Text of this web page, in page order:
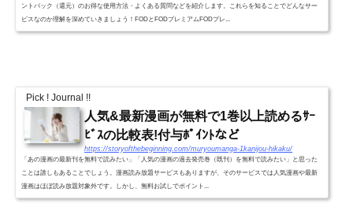
ントバック（還元）のお得な使用方法・よくある質問などを紹介します。これらを知ることでどんなサー
ビスなのか理解を深めていきましょう！FODとFODプレミアムFODプレ...
Pick ! Journal !!
人気&最新漫画が無料で1巻以上読めるｻｰ
ﾋﾞｽの比較表!付与ﾎﾟｲﾝﾄなど
https://storyofthebeginning.com/muryoumanga-1kanijou-hikaku/
「あの漫画の最新刊を無料で読みたい」「人気の漫画の過去発売巻（既刊）を無料で読みたい」と思った
ことは誰しもあることでしょう。漫画読み放題サービスもありますが、そのサービスでは人気漫画や最新
漫画はほぼ読み放題対象外です。しかし、無料お試しでポイント...